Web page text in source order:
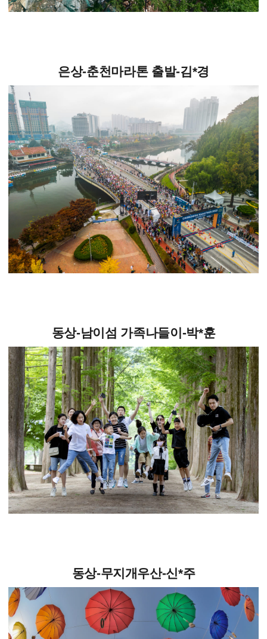
은상-춘천마라톤 출발-김*경
동상-남이섬 가족나들이-박*훈
동상-무지개우산-신*주